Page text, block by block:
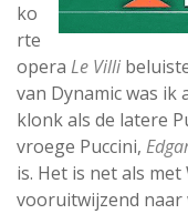
ko
rte
opera Le Villi
van Dynamic was ik
klonk als de latere
vroege Puccini,
is. Het is net als
vooruitwijzend naar